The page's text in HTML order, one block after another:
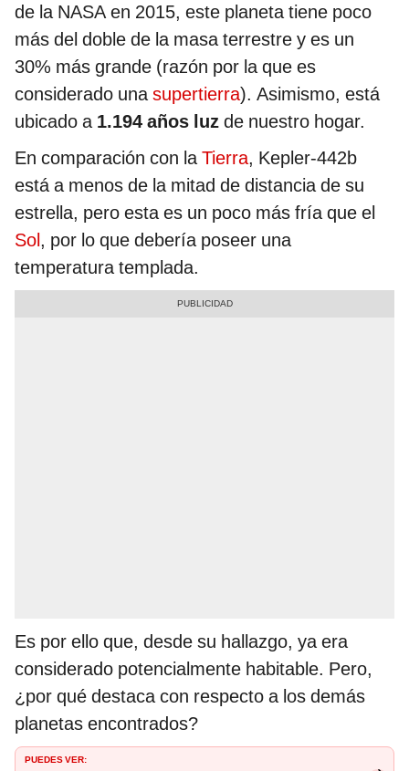
de la NASA en 2015, este planeta tiene poco
más del doble de la masa terrestre y es un
30% más grande (razón por la que es
considerado unasupertierra). Asimismo, está
ubicado a 1.194 años luz de nuestro hogar.
En comparación con laTierra, Kepler-442b
está a menos de la mitad de distancia de su
estrella, pero esta es un poco más fría que el
Sol, por lo que debería poseer una
temperatura templada.
Es por ello que, desde su hallazgo, ya era
considerado potencialmente habitable. Pero,
¿por qué destaca con respecto a los demás
planetas encontrados?
PUEDES VER: